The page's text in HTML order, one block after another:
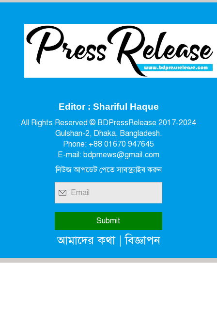
Editor : Shariful Haque
All Rights Reserved © BDPressRelease 2017-2024
Gulshan-2, Dhaka, Bangladesh.
Phone: +88 01670 947645
E-mail: bdprnews@gmail.com
নিউজ আপডেট পেতে সাবস্ক্রাইব করুন
আমাদের কথা|বিজ্ঞাপন